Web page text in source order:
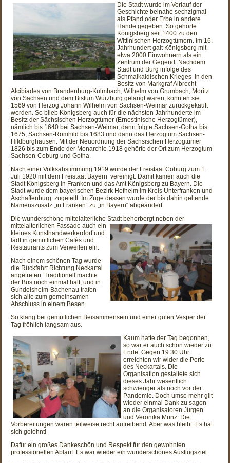
Die Stadt wurde im Verlauf der
Geschichte beinahe sechzigmal
als Pfand oder Erbe in andere
Hände gegeben. So gehörte
Königsberg seit 1400 zu den
Wittinischen Herzogtümern. Im 16.
Jahrhundert galt Königsberg mit
etwa 2000 Einwohnern als ein
Zentrum der Gegend. Nachdem
Stadt und Burg infolge des
Schmalkaldischen Krieges in den
Besitz von Markgraf Albrecht
Alcibiades von Brandenburg-Kulmbach, Wilhelm von Grumbach, Moritz
von Sachsen und dem Bistum Würzburg gelangt waren, konnten sie
1569 von Herzog Johann Wilhelm von Sachsen-Weimar zurückgekauft
werden. So blieb Königsberg auch für die nächsten Jahrhunderte im
Besitz der Sächsischen Herzogtümer (Ernestinische Herzogtümer),
nämlich bis 1640 bei Sachsen-Weimar, dann folgte Sachsen-Gotha bis
1675, Sachsen-Römhild bis 1683 und dann das Herzogtum Sachsen-
Hildburghausen. Mit der Neuordnung der Sächsischen Herzogtümer
1826 bis zum Ende der Monarchie 1918 gehörte der Ort zum Herzogtum
Sachsen-Coburg und Gotha.
Nach einer Volksabstimmung 1919 wurde der Freistaat Coburg zum 1.
Juli 1920 mit dem Freistaat Bayern vereinigt. Damit kamen auch die
Stadt Königsberg in Franken und das Amt Königsberg zu Bayern. Die
Stadt wurde dem bayerischen Bezirk Hofheim im Kreis Unterfranken und
Aschaffenburg zugeteilt. Im Zuge dessen wurde der bis dahin geltende
Namenszusatz „in Franken“ zu „in Bayern“ abgeändert.
Die wunderschöne mittelalterliche Stadt beherbergt neben der
mittelalterlichen Fassadeauch ein
kleines Kunsthandwerkerdorf und
lädt in gemütlichen Cafès und
Restaurants zum Verweilen ein.
Nach einem schönen Tag wurde
die Rückfahrt Richtung Neckartal
angetreten. Traditionell machte
der Bus noch einmal halt, und in
Gundelsheim-Bachenau trafen
sich alle zum gemeinsamen
Abschluss in einem Besen.
So klang bei gemütlichen Beisammensein und einer guten Vesper der
Tag fröhlich langsam aus.
Kaum hatte der Tag begonnen,
so war er auch schon wieder zu
Ende. Gegen 19.30 Uhr
erreichten wir wider die Perle
des Neckartals. Die
Organisation gestaltete sich
dieses Jahr wesentlich
schwieriger als noch vor der
Pandemie. Doch umso mehr gilt
wieder einmal Dank zu sagen
an die Organisatoren Jürgen
und Veronika Münz. Die
Vorbereitungen waren teilweise recht aufreibend. Aber was bleibt: Es hat
sich gelohnt!
Dafür ein großes Dankeschön und Respekt für den gewohnten
professionellen Ablauf. Es war wieder ein wunderschönes Ausflugsziel.